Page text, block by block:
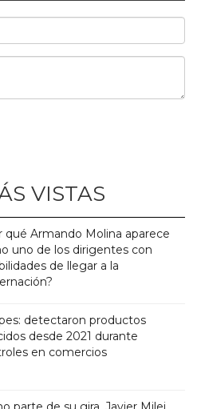
VISTAS
qué Armando Molina aparece
uno de los dirigentes con
de llegar a la
detectaron productos
desde 2021 durante
en comercios